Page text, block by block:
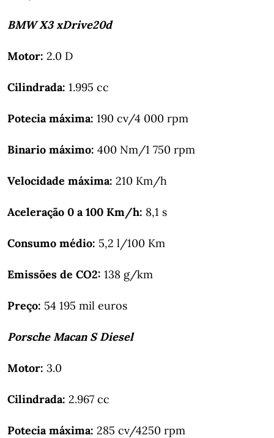
BMW X3 xDrive20d
Motor: 2.0 D
Cilindrada: 1.995 cc
Potecia máxima: 190 cv/4 000 rpm
Binario máximo: 400 Nm/1 750 rpm
Velocidade máxima: 210 Km/h
Aceleração 0 a 100 Km/h: 8,1 s
Consumo médio: 5,2 l/100 Km
Emissões de CO2: 138 g/km
Preço: 54 195 mil euros
Porsche Macan S Diesel
Motor: 3.0
Cilindrada: 2.967 cc
Potecia máxima: 285 cv/4250 rpm